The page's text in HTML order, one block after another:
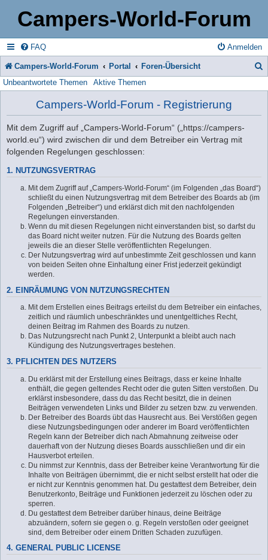
Campers-World-Forum
FAQ Anmelden
Campers-World-Forum Portal Foren-Übersicht
Unbeantwortete Themen Aktive Themen
Campers-World-Forum - Registrierung
Mit dem Zugriff auf „Campers-World-Forum“ („https://campers-
world.eu“) wird zwischen dir und dem Betreiber ein Vertrag mit
folgenden Regelungen geschlossen:
1. NUTZUNGSVERTRAG
Mit dem Zugriff auf „Campers-World-Forum“ (im Folgenden „das Board“)
schließt du einen Nutzungsvertrag mit dem Betreiber des Boards ab (im
Folgenden „Betreiber“) und erklärst dich mit den nachfolgenden
Regelungen einverstanden.
Wenn du mit diesen Regelungen nicht einverstanden bist, so darfst du
das Board nicht weiter nutzen. Für die Nutzung des Boards gelten
jeweils die an dieser Stelle veröffentlichten Regelungen.
Der Nutzungsvertrag wird auf unbestimmte Zeit geschlossen und kann
von beiden Seiten ohne Einhaltung einer Frist jederzeit gekündigt
werden.
2. EINRÄUMUNG VON NUTZUNGSRECHTEN
Mit dem Erstellen eines Beitrags erteilst du dem Betreiber ein einfaches,
zeitlich und räumlich unbeschränktes und unentgeltliches Recht,
deinen Beitrag im Rahmen des Boards zu nutzen.
Das Nutzungsrecht nach Punkt 2, Unterpunkt a bleibt auch nach
Kündigung des Nutzungsvertrages bestehen.
3. PFLICHTEN DES NUTZERS
Du erklärst mit der Erstellung eines Beitrags, dass er keine Inhalte
enthält, die gegen geltendes Recht oder die guten Sitten verstoßen. Du
erklärst insbesondere, dass du das Recht besitzt, die in deinen
Beiträgen verwendeten Links und Bilder zu setzen bzw. zu verwenden.
Der Betreiber des Boards übt das Hausrecht aus. Bei Verstößen gegen
diese Nutzungsbedingungen oder anderer im Board veröffentlichten
Regeln kann der Betreiber dich nach Abmahnung zeitweise oder
dauerhaft von der Nutzung dieses Boards ausschließen und dir ein
Hausverbot erteilen.
Du nimmst zur Kenntnis, dass der Betreiber keine Verantwortung für die
Inhalte von Beiträgen übernimmt, die er nicht selbst erstellt hat oder die
er nicht zur Kenntnis genommen hat. Du gestattest dem Betreiber, dein
Benutzerkonto, Beiträge und Funktionen jederzeit zu löschen oder zu
sperren.
Du gestattest dem Betreiber darüber hinaus, deine Beiträge
abzuändern, sofern sie gegen o. g. Regeln verstoßen oder geeignet
sind, dem Betreiber oder einem Dritten Schaden zuzufügen.
4. GENERAL PUBLIC LICENSE